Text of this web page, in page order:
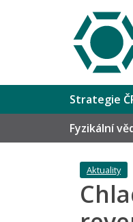
Strategie
Fyzikální
Aktuality